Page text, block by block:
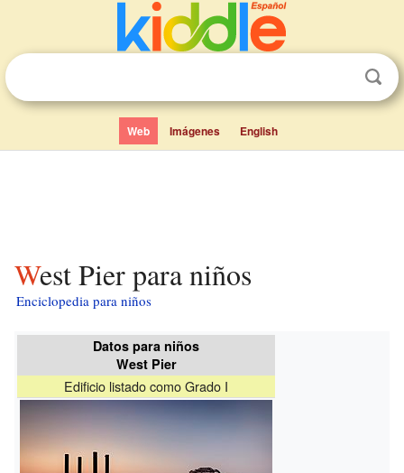
Web Imágenes English
West Pier para niños
Enciclopedia para niños
Datos para niños
West Pier
Edificio listado como Grado I